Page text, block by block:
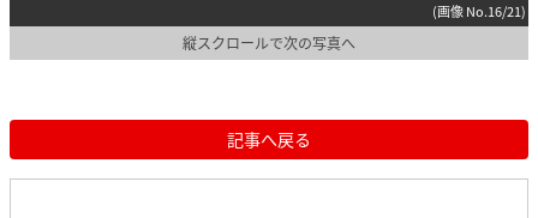
(画像 No.16/21)
縦スクロールで次の写真へ
記事へ戻る